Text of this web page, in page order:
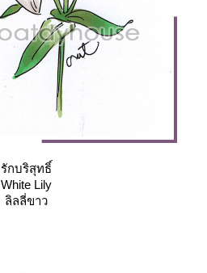
รักบริสุทธิ์
White Lily
ลิลลี่ขาว